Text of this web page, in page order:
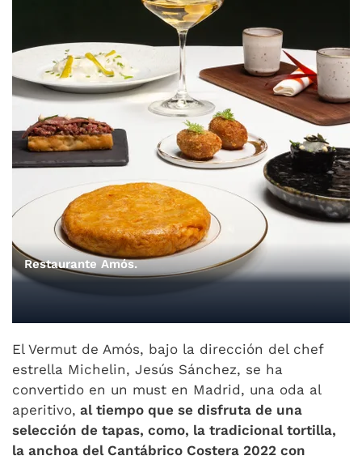
Restaurante Amós.
El Vermut de Amós, bajo la dirección del chef
estrella Michelin, Jesús Sánchez, se ha
convertido en un must en Madrid, una oda al
aperitivo, al tiempo que se disfruta de una
selección de tapas, como, la tradicional tortilla,
la anchoa del Cantábrico Costera 2022 con